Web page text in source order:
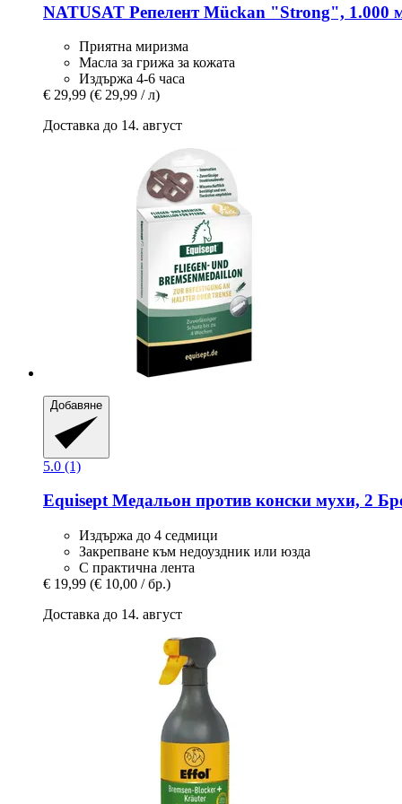
NATUSAT Репелент Mückan "Strong", 1.000
Приятна миризма
Масла за грижа за кожата
Издържа 4-6 часа
€ 29,99 (€ 29,99 / л)
Доставка до 14. август
Добавяне
5.0 (1)
EquiseptМедальон против конски мухи, 2
Издържа до 4 седмици
Закрепване към недоуздник или юзда
С практична лента
€ 19,99 (€ 10,00 / бр.)
Доставка до 14. август